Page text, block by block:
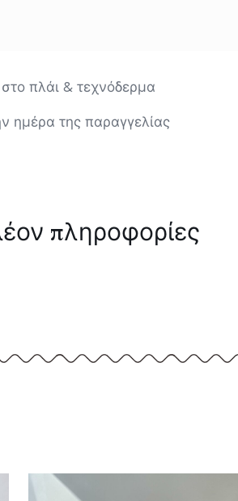
πλάι & τεχνόδερμα
ημέρα της παραγγελίας
πληροφορίες